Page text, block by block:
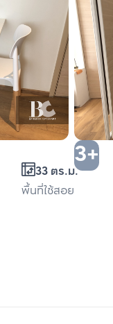
3+
33 ตร.ม.
พื้นที่ใช้สอย